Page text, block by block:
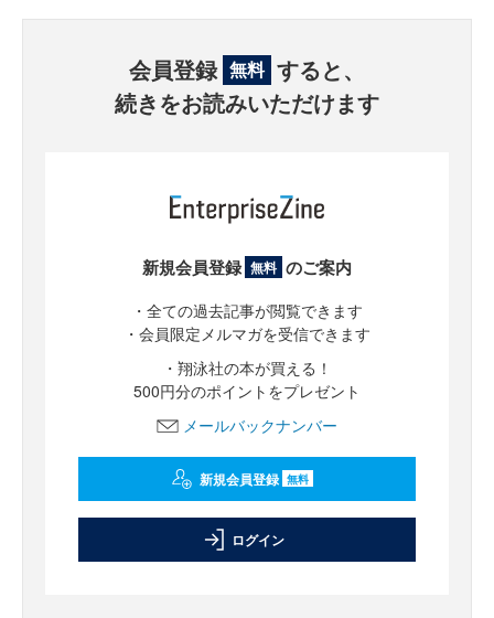
会員登録 無料 すると、
続きをお読みいただけます
新規会員登録 無料 のご案内
・全ての過去記事が閲覧できます
・会員限定メルマガを受信できます
・翔泳社の本が買える！
500円分のポイントをプレゼント
メールバックナンバー
新規会員登録 無料
ログイン